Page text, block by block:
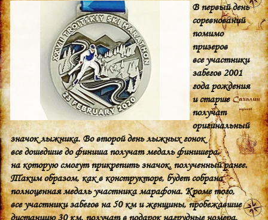
В первый день
соревнований
помимо
призеров
все участники
забегов 2001
года рождения
и старше
получат
оригинальный
значок лыжника. Во второй день лыжных гонок
все дошедшие до финиша получат медаль финишера,
на которую смогут прикрепить значок, полученный ранее.
Таким образом, как в конструкторе, будет собрана
полноценная медаль участника марафона. Кроме того,
все участники забегов на 50 км и женщины, пробежавшие
дистанцию 30 км, получат в подарок нагрудные номера,